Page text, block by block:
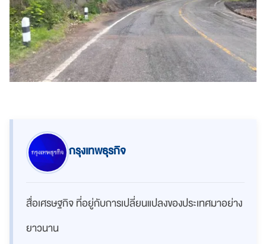
กรุงเทพธุรกิจ
สื่อเศรษฐกิจ ที่อยู่กับการเปลี่ยนแปลงของประเทศมาอย่าง
ยาวนาน